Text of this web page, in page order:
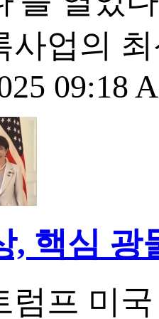
사업의
09:18
, 핵심 광
럼프 미